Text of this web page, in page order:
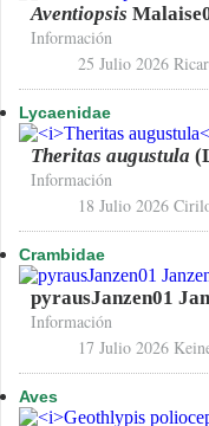
Aventiopsis
Información
25 Julio 2026
Lycaenidae
Theritas augustula
Información
18 Julio 2026
Crambidae
pyrausJanzen01
Información
17 Julio 2026
Aves